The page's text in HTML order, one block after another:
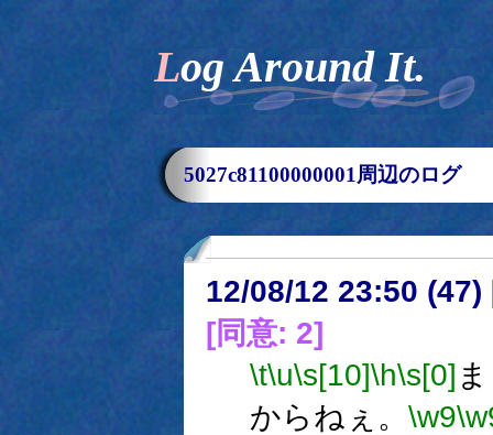
Log Around It.
5027c81100000001周辺のログ
12/08/12 23:50 (47)
[同意: 2]
\t\u\s[10]\h\s[0]
からねぇ。 \w9